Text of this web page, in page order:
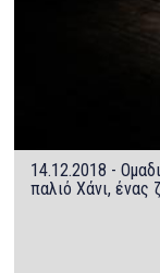
14.12.2018 -
παλιό Χάνι,